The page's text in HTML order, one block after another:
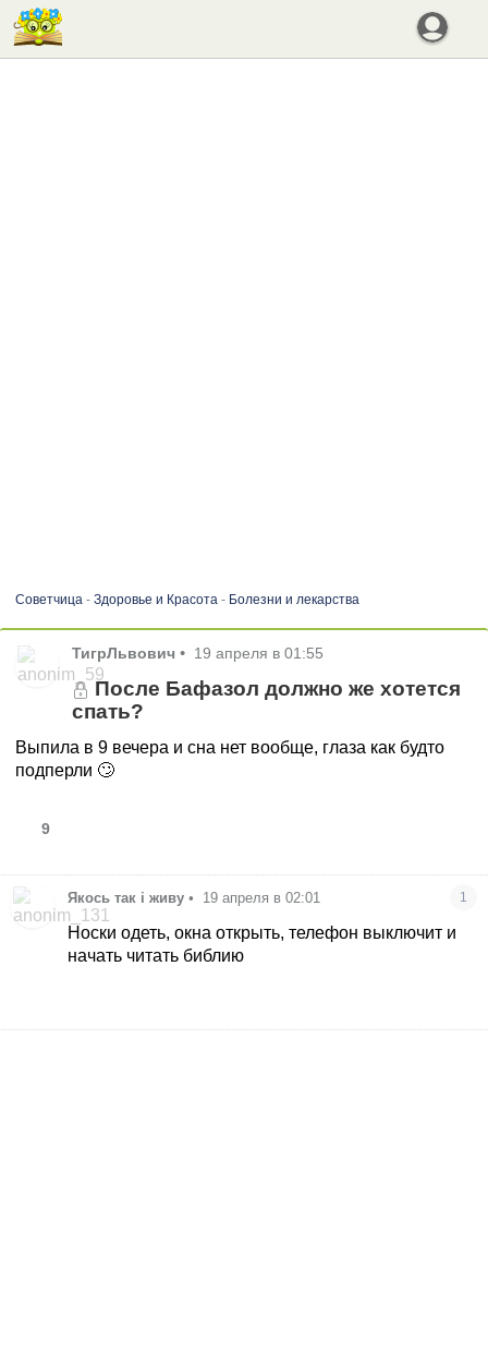
Советчица- Здоровье и Красота- Болезни и лекарства
ТигрЛьвович • 19 апреля в 01:55
После Бафазол должно же хотется
спать?
Выпила в 9 вечера и сна нет вообще, глаза как будто
подперли 🙄
9
Якось так і живу • 19 апреля в 02:01 1
Носки одеть, окна открыть, телефон выключит и
начать читать библию